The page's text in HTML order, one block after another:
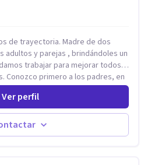
de trayectoria. Madre de dos
trabajar para mejorar todos
la terapia
en su futuro personal,
siempre conteniendo
y brindándoles un espacio de
Ver perfil